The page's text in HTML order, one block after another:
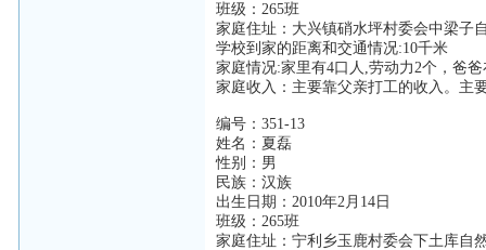
班级：265班
家庭住址：大兴镇硝水坪村委会中梁子
学校到家的距离和交通情况:10千米
家庭情况:家里有4口人,劳动力2个，爸
家庭收入：主要靠父亲打工的收入。主
编号：351-13
姓名：夏磊
性别：男
民族：汉族
出生日期：2010年2月14日
班级：265班
家庭住址：宁利乡玉鹿村委会下土库自